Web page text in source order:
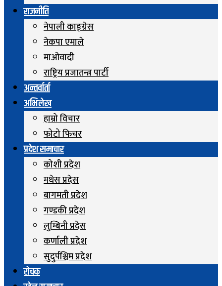
राजनीति
नेपाली काङ्ग्रेस
नेकपा एमाले
माओवादी
राष्ट्रिय प्रजातन्त्र पार्टी
अन्तर्वार्ता
अभिलेख
हाम्रो विचार
फोटो फिचर
प्रदेश समाचार
कोशी प्रदेश
मधेस प्रदेस
बागमती प्रदेश
गण्डकी प्रदेश
लुम्बिनी प्रदेस
कर्णाली प्रदेश
सुदुर्पश्चिम प्रदेश
रोचक